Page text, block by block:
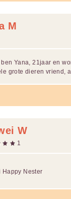
M
ben Yana, 21jaar en
grote dieren vriend,
W
1
Happy Nester